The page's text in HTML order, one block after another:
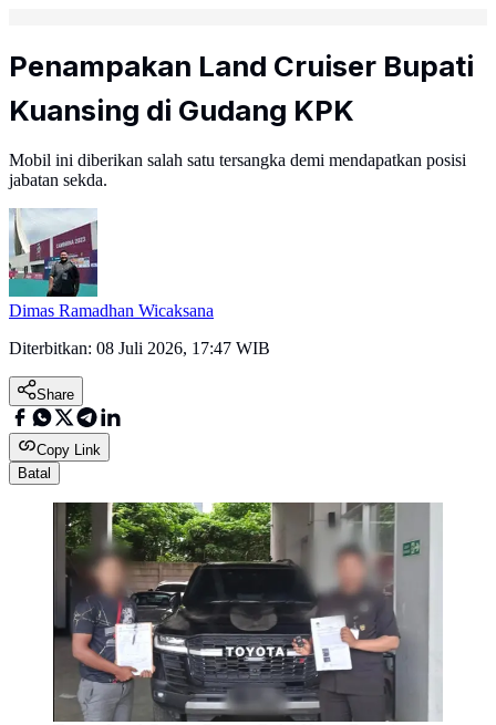
Penampakan Land Cruiser Bupati
Kuansing di Gudang KPK
Mobil ini diberikan salah satu tersangka demi mendapatkan posisi
jabatan sekda.
Dimas Ramadhan Wicaksana
Diterbitkan: 08 Juli 2026, 17:47 WIB
Share
Copy Link
Batal